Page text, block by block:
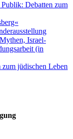
Debatten zum
Israel-
(in
jüdischen Leben